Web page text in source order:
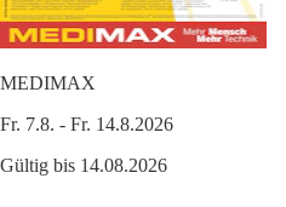
MEDIMAX
Fr. 7.8. - Fr. 14.8.2026
Gültig bis 14.08.2026